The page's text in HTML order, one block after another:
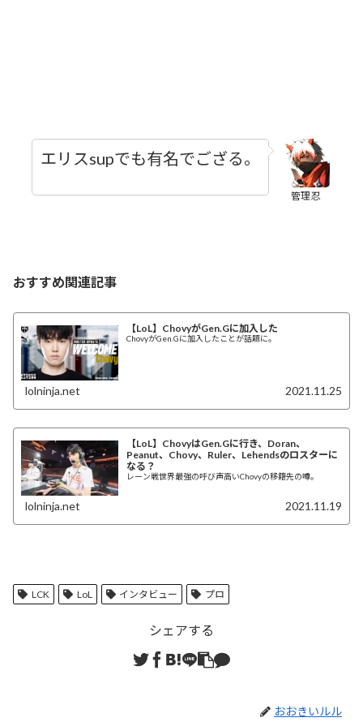
管理忍
エリスsupでも有名でござる。
おすすめ関連記事
【LoL】ChovyがGen.Gに加入した
ChovyがGen.Gに加入したことが話題に。
lolninja.net 2021.11.25
【LoL】ChovyはGen.Gに行き、Doran、
Peanut、Chovy、Ruler、Lehendsのロスターに
なる？
レーン戦世界最強の呼び声高いChovyの移籍先の噂。
lolninja.net 2021.11.19
LCK LoL インタビュー プロ
シェアする
おおきいルル